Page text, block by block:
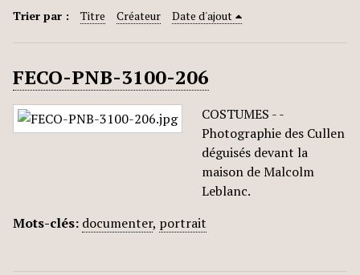
Trier par : Titre Créateur Date d'ajout
FECO-PNB-3100-206
COSTUMES - -
Photographie des Cullen
déguisés devant la
maison de Malcolm
Leblanc.
Mots-clés: documenter, portrait